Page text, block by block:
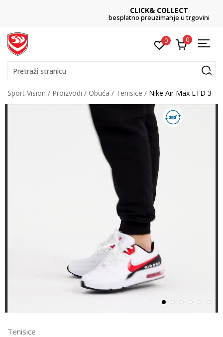
CLICK& COLLECT
besplatno preuzimanje u trgovini
0 0
Pretraži stranicu
Sport Vision Proizvodi Obuća Tenisice Nike Air Max LTD 3
Tenisice